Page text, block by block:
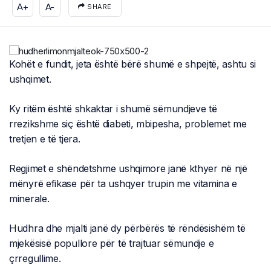
A+ A- SHARE
Kohët e fundit, jeta është bërë shumë e shpejtë, ashtu si
ushqimet.
Ky ritëm është shkaktar i shumë sëmundjeve të
rrezikshme siç është diabeti, mbipesha, problemet me
tretjen e të tjera.
Regjimet e shëndetshme ushqimore janë kthyer në një
mënyrë efikase për ta ushqyer trupin me vitamina e
minerale.
Hudhra dhe mjalti janë dy përbërës të rëndësishëm të
mjekësisë popullore për të trajtuar sëmundje e
çrregullime.